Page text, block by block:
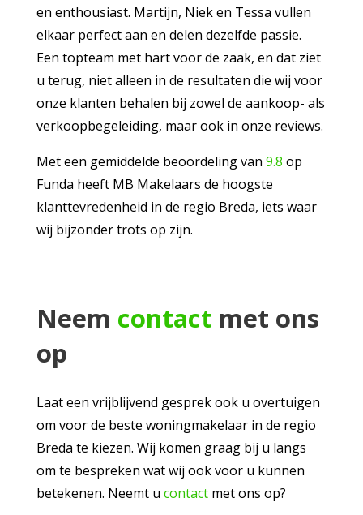
en enthousiast. Martijn, Niek en Tessa vullen
elkaar perfect aan en delen dezelfde passie.
Een topteam met hart voor de zaak, en dat ziet
u terug, niet alleen in de resultaten die wij voor
onze klanten behalen bij zowel de aankoop- als
verkoopbegeleiding, maar ook in onze reviews.
Met een gemiddelde beoordeling van 9.8 op
Funda heeft MB Makelaars de hoogste
klanttevredenheid in de regio Breda, iets waar
wij bijzonder trots op zijn.
Neem contact met ons
op
Laat een vrijblijvend gesprek ook u overtuigen
om voor de beste woningmakelaar in de regio
Breda te kiezen. Wij komen graag bij u langs
om te bespreken wat wij ook voor u kunnen
betekenen. Neemt u contactmet ons op?